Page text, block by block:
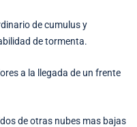
de cumulus y
de tormenta.
a la llegada de un frente
de otras nubes mas bajas